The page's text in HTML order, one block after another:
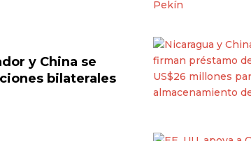
y China se
bilaterales